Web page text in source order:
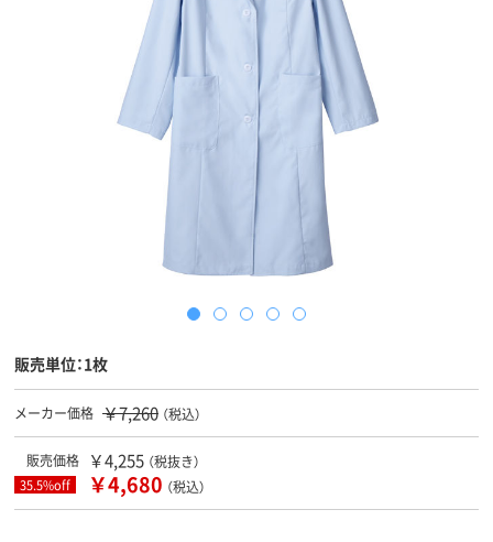
販売単位：1枚
メーカー価格 ￥7,260 （税込）
販売価格 ￥4,255 （税抜き）
35.5%off ￥4,680 （税込）